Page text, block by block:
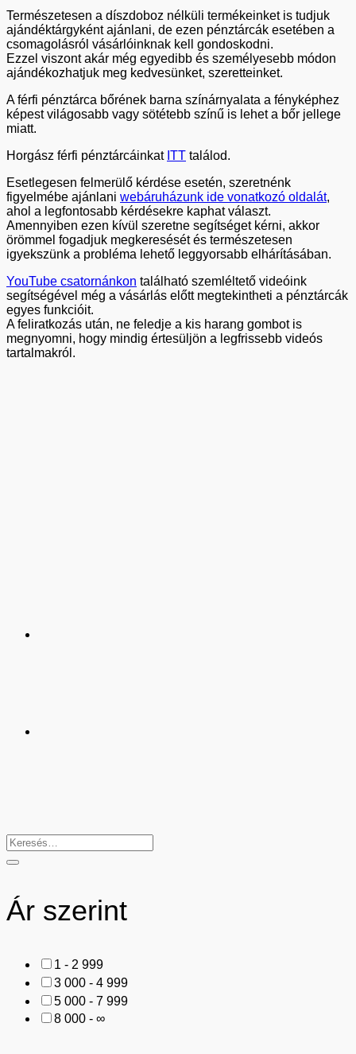
Természetesen a díszdoboz nélküli termékeinket is tudjuk
ajándéktárgyként ajánlani, de ezen pénztárcák esetében a
csomagolásról vásárlóinknak kell gondoskodni.
Ezzel viszont akár még egyedibb és személyesebb módon
ajándékozhatjuk meg kedvesünket, szeretteinket.
A férfi pénztárca bőrének barna színárnyalata a fényképhez
képest világosabb vagy sötétebb színű is lehet a bőr jellege
miatt.
Horgász férfi pénztárcáinkat ITT találod.
Esetlegesen felmerülő kérdése esetén, szeretnénk
figyelmébe ajánlani webáruházunk ide vonatkozó oldalát,
ahol a legfontosabb kérdésekre kaphat választ.
Amennyiben ezen kívül szeretne segítséget kérni, akkor
örömmel fogadjuk megkeresését és természetesen
igyekszünk a probléma lehető leggyorsabb elhárításában.
YouTube csatornánkon található szemléltető videóink
segítségével még a vásárlás előtt megtekintheti a pénztárcák
egyes funkcióit.
A feliratkozás után, ne feledje a kis harang gombot is
megnyomni, hogy mindig értesüljön a legfrissebb videós
tartalmakról.
Ár szerint
1 - 2 999
3 000 - 4 999
5 000 - 7 999
8 000 - ∞